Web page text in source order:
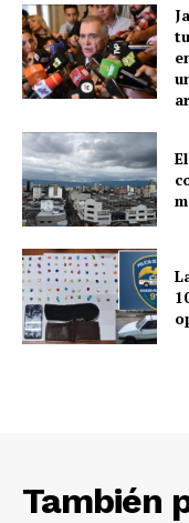
También